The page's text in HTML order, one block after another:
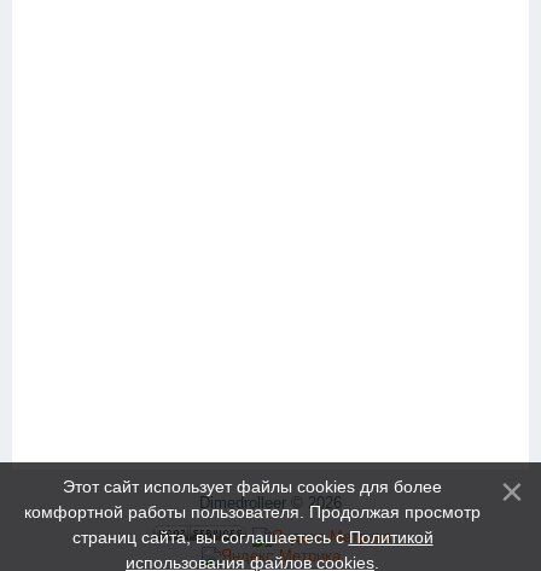
Dimedrolleer © 2026
Этот сайт использует файлы cookies для более
комфортной работы пользователя. Продолжая просмотр
страниц сайта, вы соглашаетесь сПолитикой
использования файлов cookies